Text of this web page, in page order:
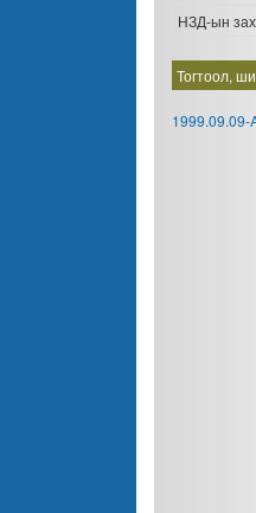
НЗД-ын
Тогтоол,
1999.09.09-